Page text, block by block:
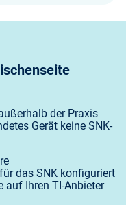
der Praxis
Gerät keine SNK-
das SNK konfiguriert
auf Ihren TI-Anbieter